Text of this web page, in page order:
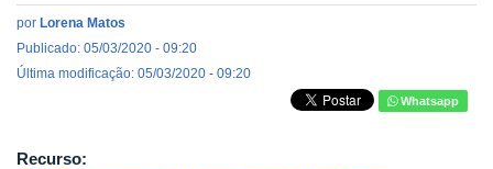
por Lorena Matos
Publicado: 05/03/2020 - 09:20
Última modificação: 05/03/2020 - 09:20
Whatsapp
Recurso: